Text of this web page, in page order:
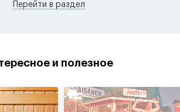
Перейти в раздел
и полезное